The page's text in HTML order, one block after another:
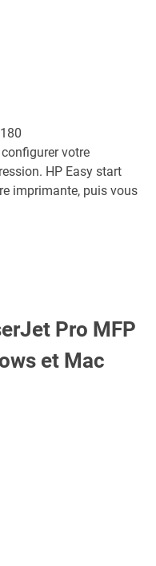
votre
HP Easy start
imprimante, puis vous
Pro MFP
et Mac